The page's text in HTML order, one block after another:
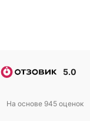
5.0
На основе 945 оценок